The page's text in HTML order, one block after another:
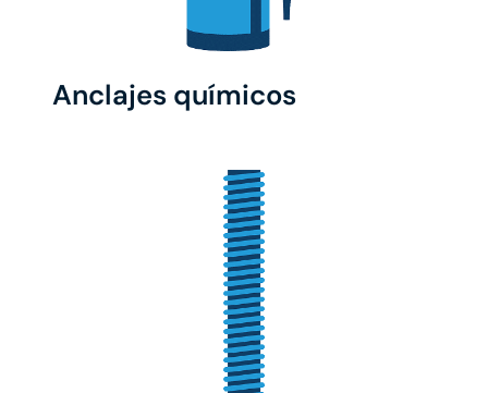
Anclajes químicos